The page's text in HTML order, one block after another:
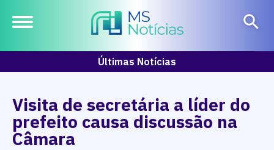
Últimas Notícias
Visita de secretária a líder do
prefeito causa discussão na
Câmara